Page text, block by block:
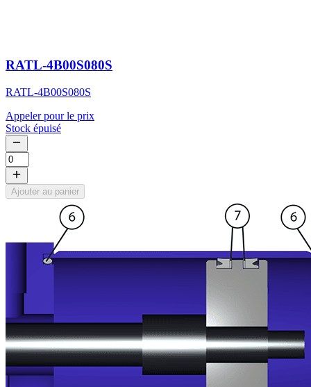
RATL-4B00S080S
RATL-4B00S080S
Appeler pour le prix
Stock épuisé
Ajouter au panier